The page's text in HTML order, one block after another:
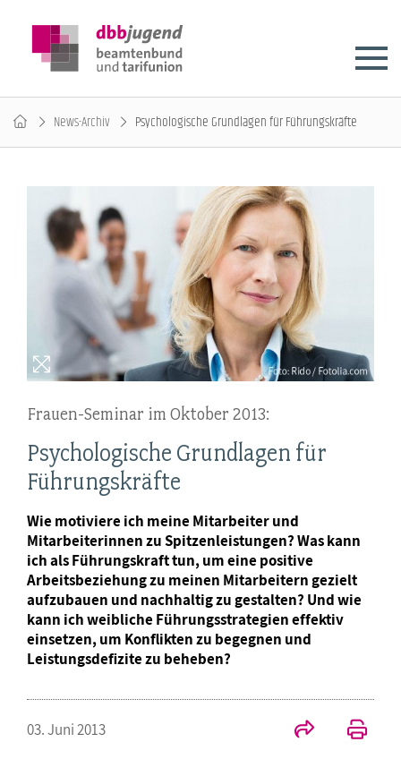
News-Archiv Psychologische Grundlagen für Führungskräfte
Frauen-Seminar im Oktober 2013:
Psychologische Grundlagen für
Führungskräfte
Wie motiviere ich meine Mitarbeiter und
Mitarbeiterinnen zu Spitzenleistungen? Was kann
ich als Führungskraft tun, um eine positive
Arbeitsbeziehung zu meinen Mitarbeitern gezielt
aufzubauen und nachhaltig zu gestalten? Und wie
kann ich weibliche Führungsstrategien effektiv
einsetzen, um Konflikten zu begegnen und
Leistungsdefizite zu beheben?
03. Juni 2013